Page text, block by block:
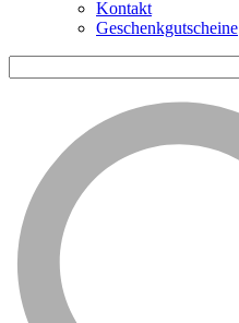
Kontakt
Geschenkgutscheine